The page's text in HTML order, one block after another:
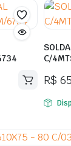
C/
R$